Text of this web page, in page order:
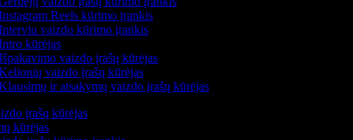
Reels kūrimo įrankis
vaizdo kūrimo įrankis
kūrėjas
vaizdo įrašų kūrėjas
vaizdo įrašų kūrėjas
ir atsakymų vaizdo įrašų kūrėjas
įrašų kūrėjas
kūrėjas